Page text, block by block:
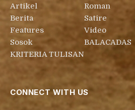
Artikel
Berita
Features
Sosok
KRITERIA TULISAN
Roman
Satire
Video
BALACADAS
CONNECT WITH US